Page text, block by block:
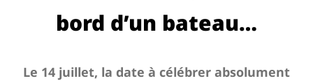
bord d’un bateau…
Le 14 juillet, la date à célébrer absolument